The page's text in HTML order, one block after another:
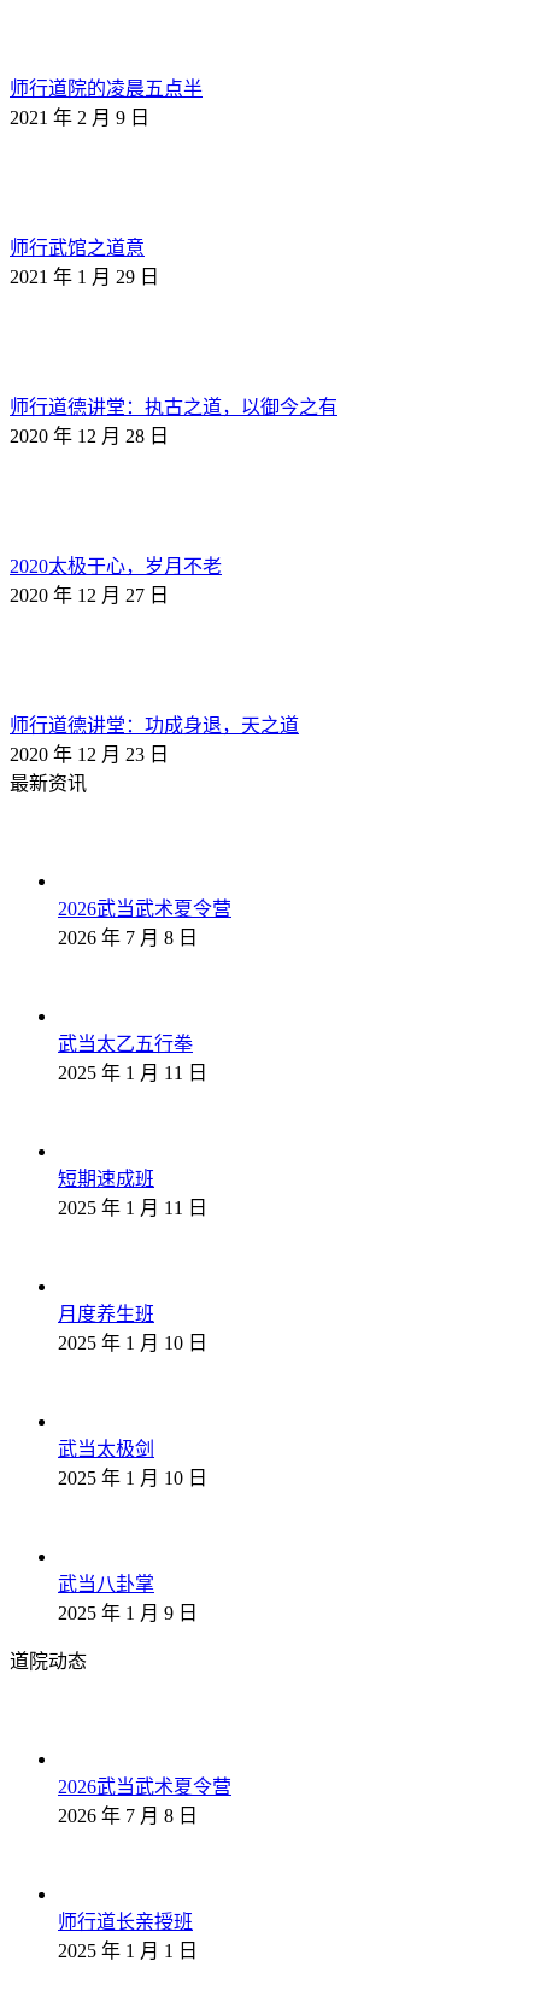
师行道院的凌晨五点半
2021 年 2 月 9 日
师行武馆之道意
2021 年 1 月 29 日
师行道德讲堂：执古之道，以御今之有
2020 年 12 月 28 日
2020太极于心，岁月不老
2020 年 12 月 27 日
师行道德讲堂：功成身退，天之道
2020 年 12 月 23 日
最新资讯
2026武当武术夏令营
2026 年 7 月 8 日
武当太乙五行拳
2025 年 1 月 11 日
短期速成班
2025 年 1 月 11 日
月度养生班
2025 年 1 月 10 日
武当太极剑
2025 年 1 月 10 日
武当八卦掌
2025 年 1 月 9 日
道院动态
2026武当武术夏令营
2026 年 7 月 8 日
师行道长亲授班
2025 年 1 月 1 日